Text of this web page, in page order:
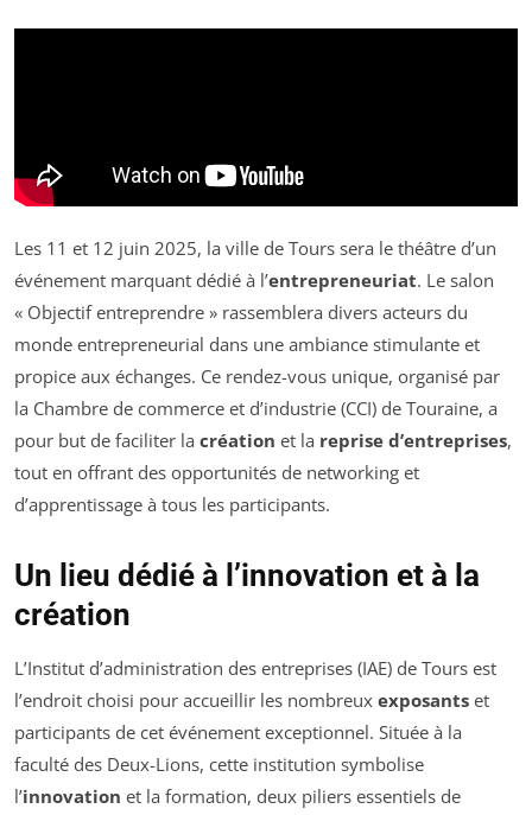
Les 11 et 12 juin 2025, la ville de Tours sera le théâtre d’un
événement marquant dédié à l’entrepreneuriat. Le salon
« Objectif entreprendre » rassemblera divers acteurs du
monde entrepreneurial dans une ambiance stimulante et
propice aux échanges. Ce rendez-vous unique, organisé par
la Chambre de commerce et d’industrie (CCI) de Touraine, a
pour but de faciliter la création et la reprise d’entreprises,
tout en offrant des opportunités de networking et
d’apprentissage à tous les participants.
Un lieu dédié à l’innovation et à la
création
L’Institut d’administration des entreprises (IAE) de Tours est
l’endroit choisi pour accueillir les nombreux exposants et
participants de cet événement exceptionnel. Située à la
faculté des Deux-Lions, cette institution symbolise
l’innovation et la formation, deux piliers essentiels de